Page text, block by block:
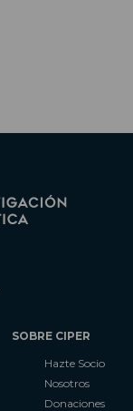
SOBRE CIPER
Hazte Socio
Nosotros
Donaciones